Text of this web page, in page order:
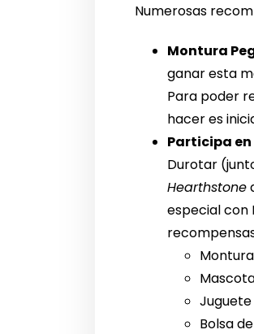
Numerosas
Montura
ganar esta
Para poder
hacer es
Participa
Durotar
Hearthstone
especial con
Bolsa